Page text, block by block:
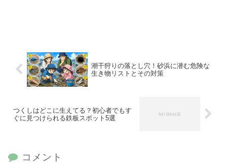
潮干狩りの落とし穴！砂浜に潜む危険な
生き物リストとその対策
つくしはどこに生えてる？初心者でもす
ぐに見つけられる鉄板スポット5選
コメント